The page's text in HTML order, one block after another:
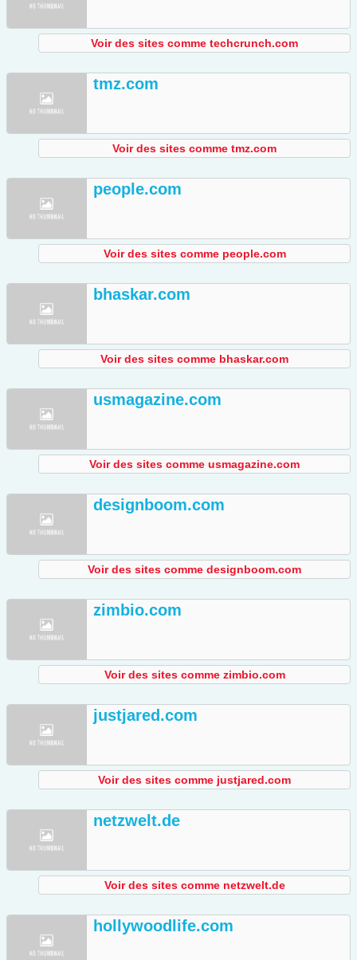
Voir des sites comme techcrunch.com
tmz.com
Voir des sites comme tmz.com
people.com
Voir des sites comme people.com
bhaskar.com
Voir des sites comme bhaskar.com
usmagazine.com
Voir des sites comme usmagazine.com
designboom.com
Voir des sites comme designboom.com
zimbio.com
Voir des sites comme zimbio.com
justjared.com
Voir des sites comme justjared.com
netzwelt.de
Voir des sites comme netzwelt.de
hollywoodlife.com